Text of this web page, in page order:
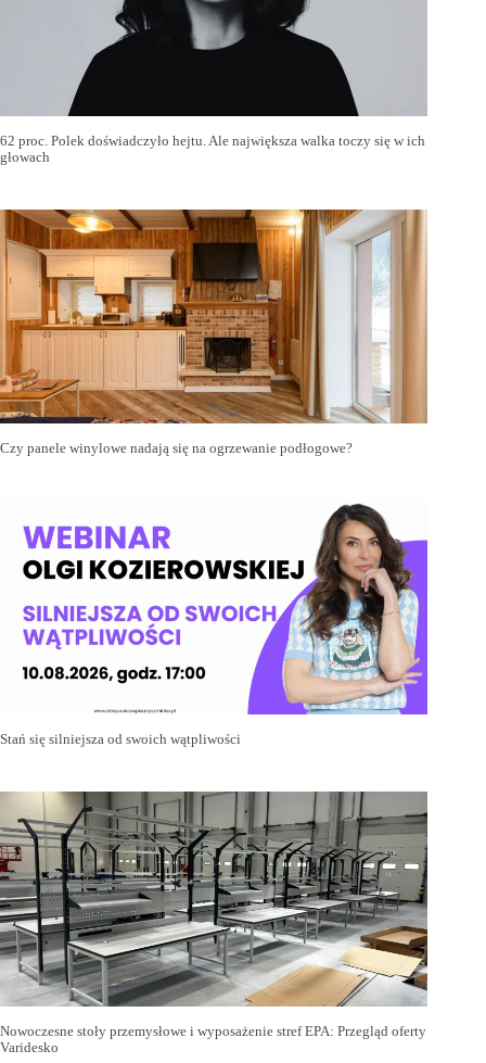
62 proc. Polek doświadczyło hejtu. Ale największa walka toczy się w ich
głowach
Czy panele winylowe nadają się na ogrzewanie podłogowe?
Stań się silniejsza od swoich wątpliwości
Nowoczesne stoły przemysłowe i wyposażenie stref EPA: Przegląd oferty
Varidesko